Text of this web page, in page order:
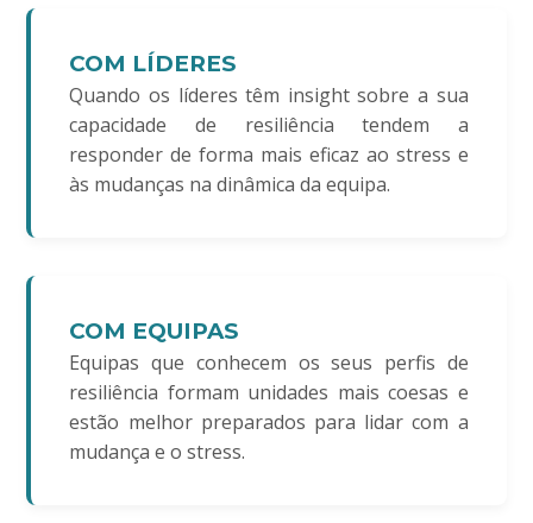
COM LÍDERES
Quando os líderes têm insight sobre a sua
capacidade de resiliência tendem a
responder de forma mais eficaz ao stress e
às mudanças na dinâmica da equipa.
COM EQUIPAS
Equipas que conhecem os seus perfis de
resiliência formam unidades mais coesas e
estão melhor preparados para lidar com a
mudança e o stress.